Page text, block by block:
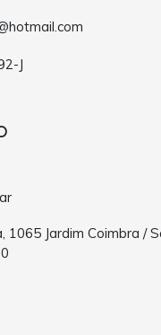
J
1065 Jardim Coimbra /